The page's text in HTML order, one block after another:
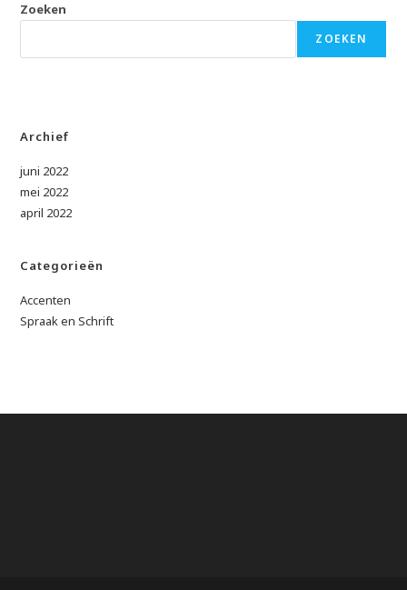
Zoeken
ZOEKEN
Archief
juni 2022
mei 2022
april 2022
Categorieën
Accenten
Spraak en Schrift